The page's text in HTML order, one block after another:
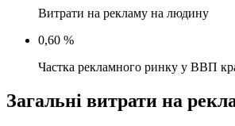
Витрати на рекламу на людину
0,60 %
Частка рекламного ринку у ВВП
Загальні витрати на